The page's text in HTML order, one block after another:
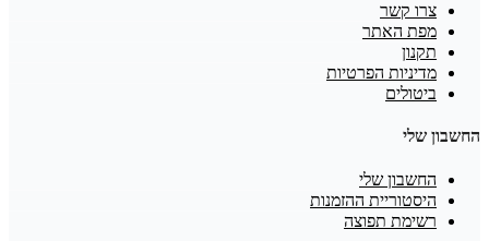
צרו קשר
מפת האתר
תקנון
מדיניות הפרטיות
ביטולים
החשבון שלי
החשבון שלי
היסטוריית ההזמנות
רשימת תפוצה